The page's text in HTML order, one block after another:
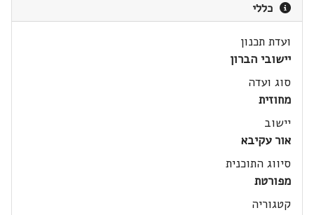
כללי
ועדת תכנון
יישובי הברון
סוג ועדה
מחוזית
יישוב
אור עקיבא
סיווג התוכנית
מפורטת
קטגוריה